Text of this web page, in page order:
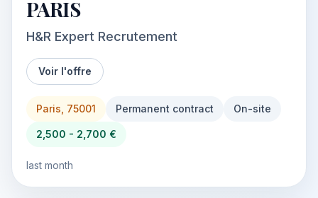
PARIS
H&R Expert Recrutement
Voir l'offre
Paris, 75001 Permanent contract On-site
2,500 - 2,700 €
last month